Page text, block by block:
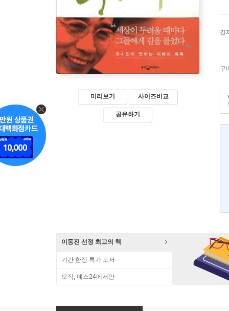
미리보기 사이즈비교
공유하기
결
구
이동진 선정 최고의 책
기간 한정 특가 도서
오직, 예스24에서만